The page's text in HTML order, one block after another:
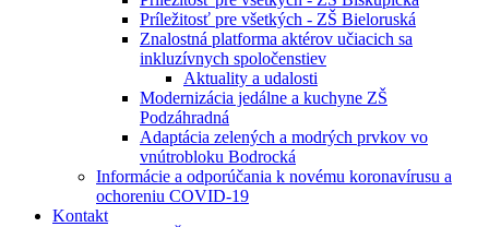
Príležitosť pre všetkých - ZŠ Bieloruská
Znalostná platforma aktérov učiacich sa
inkluzívnych spoločenstiev
Aktuality a udalosti
Modernizácia jedálne a kuchyne ZŠ
Podzáhradná
Adaptácia zelených a modrých prvkov vo
vnútrobloku Bodrocká
Informácie a odporúčania k novému koronavírusu a
ochoreniu COVID-19
Kontakt